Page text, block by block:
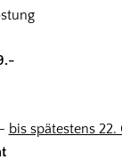
bis spätestens 22.